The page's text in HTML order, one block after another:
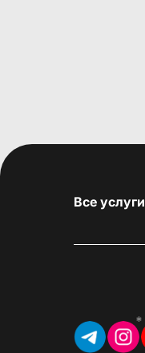
Все услуги
*